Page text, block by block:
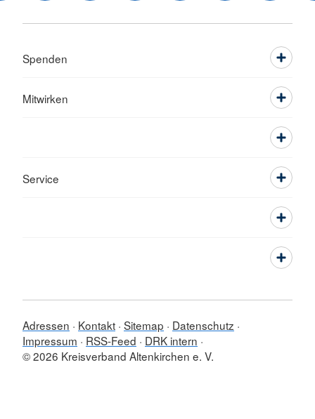
Spenden
Mitwirken
Service
Adressen Kontakt Sitemap
Datenschutz
Impressum
RSS-Feed
DRK intern
© 2026 Kreisverband Altenkirchen e. V.